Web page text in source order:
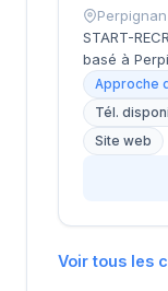
Perpignan
START-
basé à
du
10 ans.
de grands
esthétique,
candidats
relation et
Perpignan
Approche
Tél.
Site web
Voir tous les